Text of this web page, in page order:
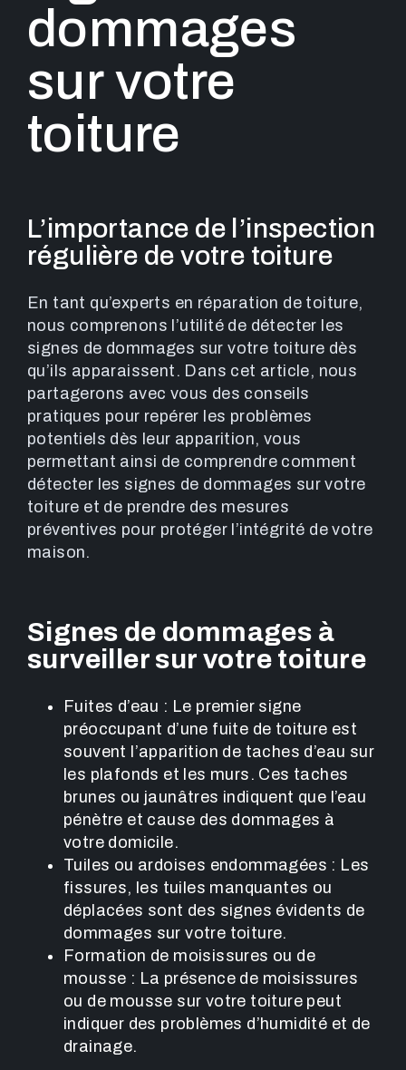
dommages
sur votre
toiture
L’importance de l’inspection
régulière de votre toiture
En tant qu’experts en réparation de toiture,
nous comprenons l’utilité de détecter les
signes de dommages sur votre toiture dès
qu’ils apparaissent. Dans cet article, nous
partagerons avec vous des conseils
pratiques pour repérer les problèmes
potentiels dès leur apparition, vous
permettant ainsi de comprendre comment
détecter les signes de dommages sur votre
toiture et de prendre des mesures
préventives pour protéger l’intégrité de votre
maison.
Signes de dommages à
surveiller sur votre toiture
Fuites d’eau : Le premier signe
préoccupant d’une fuite de toiture est
souvent l’apparition de taches d’eau sur
les plafonds et les murs. Ces taches
brunes ou jaunâtres indiquent que l’eau
pénètre et cause des dommages à
votre domicile.
Tuiles ou ardoises endommagées : Les
fissures, les tuiles manquantes ou
déplacées sont des signes évidents de
dommages sur votre toiture.
Formation de moisissures ou de
mousse : La présence de moisissures
ou de mousse sur votre toiture peut
indiquer des problèmes d’humidité et de
drainage.